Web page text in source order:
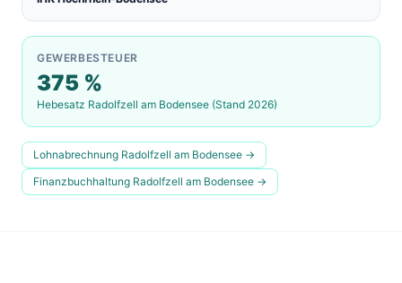
GEWERBESTEUER
375 %
Hebesatz Radolfzell am Bodensee (Stand 2026)
Lohnabrechnung Radolfzell am Bodensee →
Finanzbuchhaltung Radolfzell am Bodensee →